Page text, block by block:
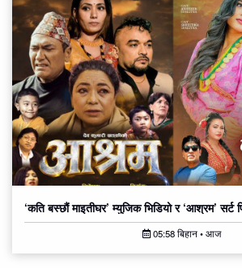
‘कति बस्छौं माइतीघर’ म्युजिक भिडियो र ‘आश्रम’ सर्ट
05:58 बिहान • आज